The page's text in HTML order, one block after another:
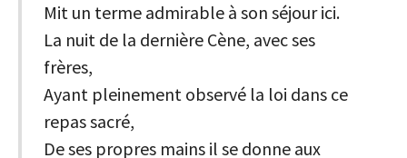
Mit un terme admirable à son séjour ici.
La nuit de la dernière Cène, avec ses
frères,
Ayant pleinement observé la loi dans ce
repas sacré,
De ses propres mains il se donne aux